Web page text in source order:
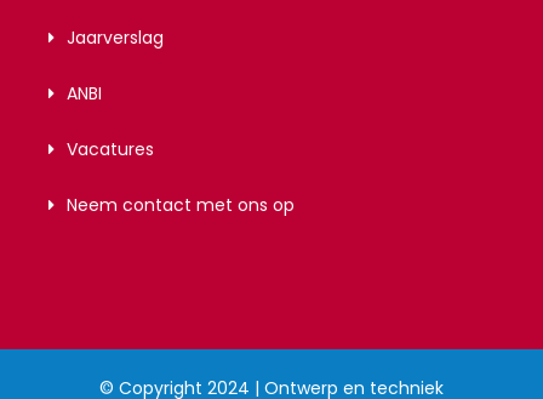
Jaarverslag
ANBI
Vacatures
Neem contact met ons op
© Copyright 2024 | Ontwerp en techniek